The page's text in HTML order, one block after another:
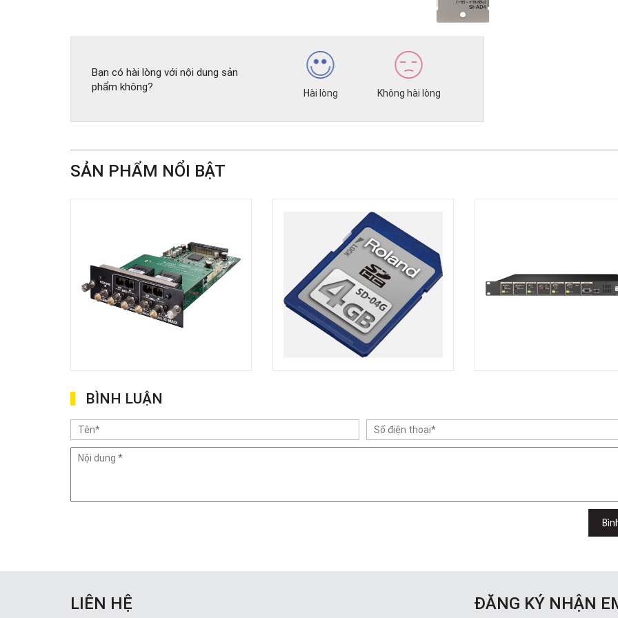
Bạn có hài lòng với nội dung sản
phẩm không?
Hài lòng Không hài lòng
SẢN PHẨM NỔI BẬT
BÌNH LUẬN
LIÊN HỆ ĐĂNG KÝ NHẬN